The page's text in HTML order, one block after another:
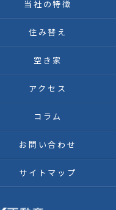
当社の特徴
住み替え
空き家
アクセス
コラム
お問い合わせ
サイトマップ